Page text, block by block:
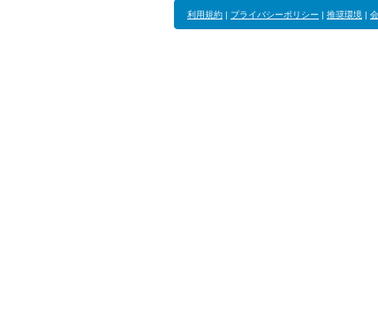
利用規約 | プライバシーポリシー | 推奨環境 |